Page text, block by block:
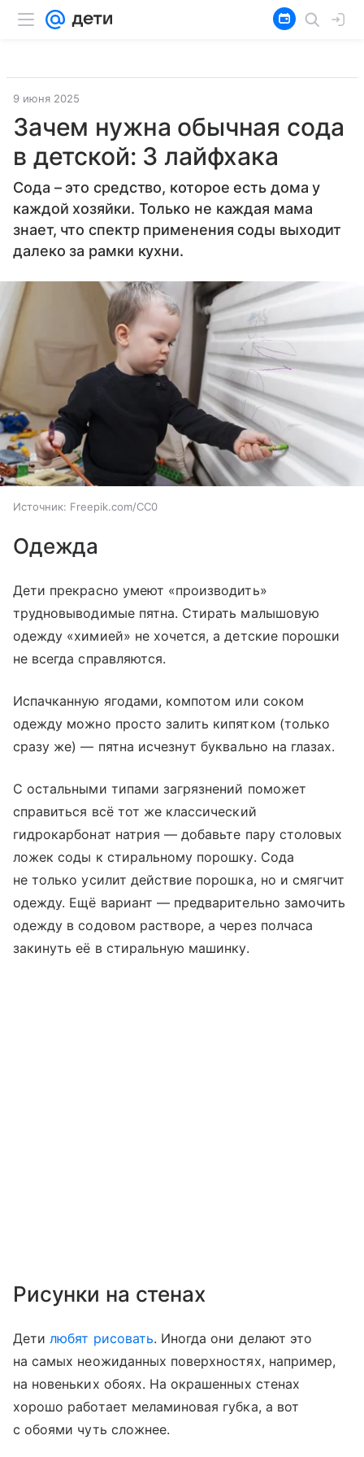
9 июня 2025
Зачем нужна обычная сода
в детской: 3 лайфхака
Сода – это средство, которое есть дома у
каждой хозяйки. Только не каждая мама
знает, что спектр применения соды выходит
далеко за рамки кухни.
Источник: Freepik.com/CC0
Одежда
Дети прекрасно умеют «производить»
трудновыводимые пятна. Стирать малышовую
одежду «химией» не хочется, а детские порошки
не всегда справляются.
Испачканную ягодами, компотом или соком
одежду можно просто залить кипятком (только
сразу же) — пятна исчезнут буквально на глазах.
С остальными типами загрязнений поможет
справиться всё тот же классический
гидрокарбонат натрия — добавьте пару столовых
ложек соды к стиральному порошку. Сода
не только усилит действие порошка, но и смягчит
одежду. Ещё вариант — предварительно замочить
одежду в содовом растворе, а через полчаса
закинуть её в стиральную машинку.
Рисунки на стенах
Детилюбят рисовать. Иногда они делают это
на самых неожиданных поверхностях, например,
на новеньких обоях. На окрашенных стенах
хорошо работает меламиновая губка, а вот
с обоями чуть сложнее.